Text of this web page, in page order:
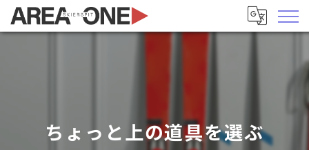
ちょっと上の道具を選ぶ